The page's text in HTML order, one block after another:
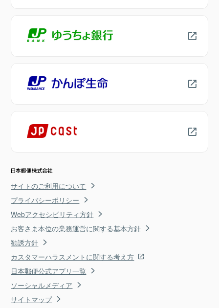
サイトのご利用について
プライバシーポリシー
Webアクセシビリティ方針
お客さま本位の業務運営に関する基本方針
勧誘方針
カスタマーハラスメントに関する考え方
日本郵便公式アプリ一覧
ソーシャルメディア
サイトマップ